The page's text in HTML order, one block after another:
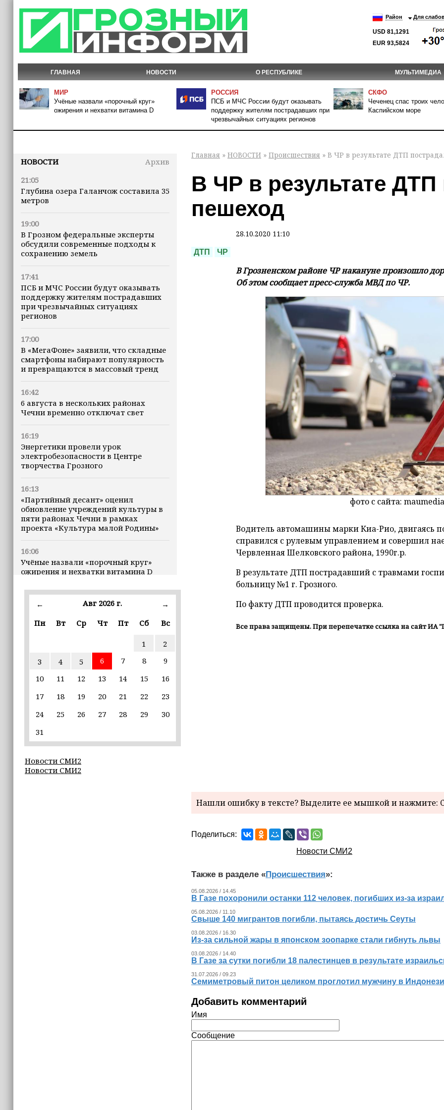
Район Для
USD 81,1291
EUR 93,5824
ГЛАВНАЯ НОВОСТИ О РЕСПУБЛИКЕ МУЛЬТИМЕДИА
МИР
Учёные назвали «порочный круг»
ожирения и нехватки витамина D
РОССИЯ
ПСБ и МЧС России будут оказывать
поддержку жителям пострадавших при
чрезвычайных ситуациях регионов
СКФО
Чеченец спас троих
Каспийском море
НОВОСТИ
Архив
21:05
Глубина озера Галанчож составила 35
метров
19:00
В Грозном федеральные эксперты
обсудили современные подходы к
сохранению земель
17:41
ПСБ и МЧС России будут оказывать
поддержку жителям пострадавших
при чрезвычайных ситуациях
регионов
17:00
В «МегаФоне» заявили, что складные
смартфоны набирают популярность
и превращаются в массовый тренд
16:42
6 августа в нескольких районах
Чечни временно отключат свет
16:19
Энергетики провели урок
электробезопасности в Центре
творчества Грозного
16:13
«Партийный десант» оценил
обновление учреждений культуры в
пяти районах Чечни в рамках
проекта «Культура малой Родины»
16:06
Учёные назвали «порочный круг»
ожирения и нехватки витамина D
16:00
В Чеченской Республике начинается
избирательные комиссии
отрабатывают порядок
реагирования на нештатные
15:45
международную космическую
станцию с орбиты в 2028 году
15:00
Кавказ.РФ запустил «цифрового
← Авг 2026 г.
→
Пн
Вт Ср Чт Пт Сб Вс
1
2
3
4 5 6 7 8
9
10
11 12 13 14 15
16
17
18 19 20 21 22
23
24
25 26 27 28 29
30
31
Новости СМИ2
Новости СМИ2
Главная » НОВОСТИ » Происшествия » В ЧР в результате ДТП
В ЧР в результате ДТП
пешеход
28.10.2020 11:10
ДТП ЧР
В Грозненском районе ЧР накануне произошло
Об этом сообщает пресс-служба МВД по ЧР.
фото с сайта:
Водитель автомашины марки Киа-Рио, двигаясь
справился с рулевым управлением и совершил
Червленная Шелковского района, 1990г.р.
В результате ДТП пострадавший с травмами
больницу №1 г. Грозного.
По факту ДТП проводится проверка.
Все права защищены. При перепечатке ссылка на сайт ИА
Нашли ошибку в тексте? Выделите ее мышкой и нажмите:
Поделиться:
Новости СМИ2
Также в разделе «Происшествия»:
05.08.2026 / 14.45
В Газе похоронили останки 112 человек, погибших из‑за
05.08.2026 / 11.10
Свыше 140 мигрантов погибли, пытаясь достичь Сеуты
03.08.2026 / 16.30
Из‑за сильной жары в японском зоопарке стали гибнуть львы
03.08.2026 / 14.40
В Газе за сутки погибли 18 палестинцев в результате
31.07.2026 / 09.23
Семиметровый питон целиком проглотил мужчину в
Добавить комментарий
Имя
Сообщение